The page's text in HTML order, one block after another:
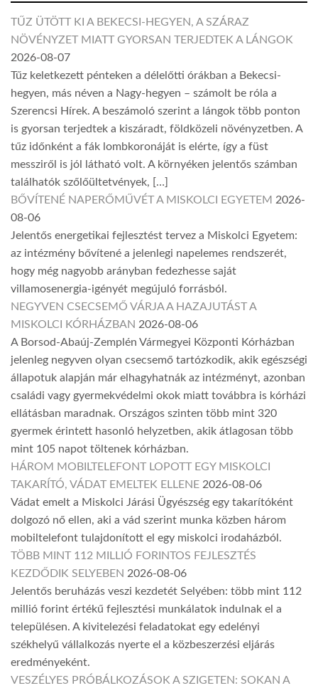
TŰZ ÜTÖTT KI A BEKECSI-HEGYEN, A SZÁRAZ
NÖVÉNYZET MIATT GYORSAN TERJEDTEK A LÁNGOK
2026-08-07
Tűz keletkezett pénteken a délelőtti órákban a Bekecsi-
hegyen, más néven a Nagy-hegyen – számolt be róla a
Szerencsi Hírek. A beszámoló szerint a lángok több ponton
is gyorsan terjedtek a kiszáradt, földközeli növényzetben. A
tűz időnként a fák lombkoronáját is elérte, így a füst
messziről is jól látható volt. A környéken jelentős számban
találhatók szőlőültetvények, […]
BŐVÍTENÉ NAPERŐMŰVÉT A MISKOLCI EGYETEM 2026-
08-06
Jelentős energetikai fejlesztést tervez a Miskolci Egyetem:
az intézmény bővítené a jelenlegi napelemes rendszerét,
hogy még nagyobb arányban fedezhesse saját
villamosenergia-igényét megújuló forrásból.
NEGYVEN CSECSEMŐ VÁRJA A HAZAJUTÁST A
MISKOLCI KÓRHÁZBAN 2026-08-06
A Borsod-Abaúj-Zemplén Vármegyei Központi Kórházban
jelenleg negyven olyan csecsemő tartózkodik, akik egészségi
állapotuk alapján már elhagyhatnák az intézményt, azonban
családi vagy gyermekvédelmi okok miatt továbbra is kórházi
ellátásban maradnak. Országos szinten több mint 320
gyermek érintett hasonló helyzetben, akik átlagosan több
mint 105 napot töltenek kórházban.
HÁROM MOBILTELEFONT LOPOTT EGY MISKOLCI
TAKARÍTÓ, VÁDAT EMELTEK ELLENE 2026-08-06
Vádat emelt a Miskolci Járási Ügyészség egy takarítóként
dolgozó nő ellen, aki a vád szerint munka közben három
mobiltelefont tulajdonított el egy miskolci irodaházból.
TÖBB MINT 112 MILLIÓ FORINTOS FEJLESZTÉS
KEZDŐDIK SELYEBEN 2026-08-06
Jelentős beruházás veszi kezdetét Selyében: több mint 112
millió forint értékű fejlesztési munkálatok indulnak el a
településen. A kivitelezési feladatokat egy edelényi
székhelyű vállalkozás nyerte el a közbeszerzési eljárás
eredményeként.
VESZÉLYES PRÓBÁLKOZÁSOK A SZIGETEN: SOKAN A